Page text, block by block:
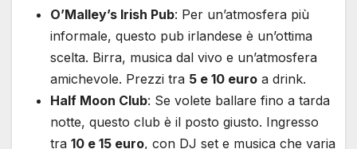
O’Malley’s Irish Pub: Per un’atmosfera più
informale, questo pub irlandese è un’ottima
scelta. Birra, musica dal vivo e un’atmosfera
amichevole. Prezzi tra 5 e 10 euro a drink.
Half Moon Club: Se volete ballare fino a tarda
notte, questo club è il posto giusto. Ingresso
tra 10 e 15 euro, con DJ set e musica che varia